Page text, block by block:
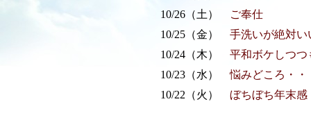
10/26（土）
ご奉仕
10/25（金）
手洗いが絶対い
10/24（木）
平和ボケしつつ
10/23（水）
悩みどころ・・
10/22（火）
ぼちぼち年末感